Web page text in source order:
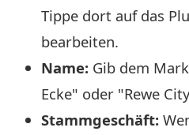
Tippe dort auf das
bearbeiten.
Name: Gib dem
Ecke" oder "Rewe
Stammgeschäft: